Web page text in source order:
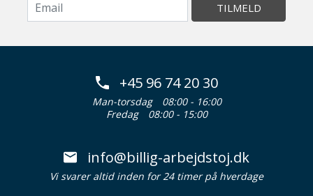
TILMELD
+45 96 74 20 30
Man-torsdag
08:00 - 16:00
Fredag
08:00 - 15:00
info@billig-arbejdstoj.dk
Vi svarer altid inden for 24 timer på hverdage